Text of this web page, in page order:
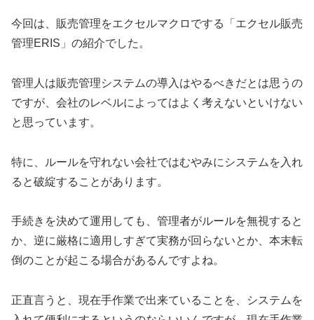
今回は、販売管理をエクセルマクロでする「エクセル販売
管理ERIS」の紹介でした。
管理人は販売管理システムの導入はやるべきだとは思うの
ですが、会社のレベルによってはよく考えないといけない
と思っています。
特に、ルールを守れない会社ではむやみにシステムを入れ
ると破綻することがあります。
手続きを決めて運用しても、管理者がルールを無視すると
か、逆に厳格に適用しすぎて実務が回らないとか、本末転
倒のことが起こる場合があるんですよね。
正直言うと、現在手作業で出来ていることを、システムを